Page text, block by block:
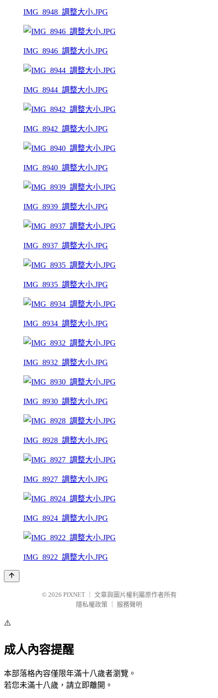
IMG_8948_調整大小.JPG
IMG_8946_調整大小.JPG
IMG_8944_調整大小.JPG
IMG_8942_調整大小.JPG
IMG_8940_調整大小.JPG
IMG_8939_調整大小.JPG
IMG_8937_調整大小.JPG
IMG_8935_調整大小.JPG
IMG_8934_調整大小.JPG
IMG_8932_調整大小.JPG
IMG_8930_調整大小.JPG
IMG_8928_調整大小.JPG
IMG_8927_調整大小.JPG
IMG_8924_調整大小.JPG
IMG_8922_調整大小.JPG
© 2026 PIXNET
文章與圖片權利屬原作者所有
隱私權政策
服務聲明
⚠️
成人內容提醒
本部落格內容僅限年滿十八歲者瀏覽。
若您未滿十八歲，請立即離開。